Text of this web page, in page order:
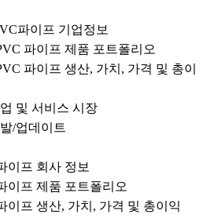
파이프 기업정보
파이프 제품 포트폴리오
파이프 생산, 가치, 가격 및 총이
업 및 서비스 시장
/업데이트
이프 회사 정보
이프 제품 포트폴리오
이프 생산, 가치, 가격 및 총이익